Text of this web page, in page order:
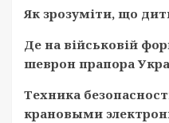
Як зрозуміти, що
Де на військовій
шеврон прапора
Техника
крановыми